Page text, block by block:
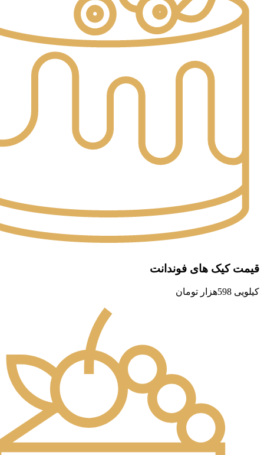
قیمت کیک های فوندانت
کیلویی 598هزار تومان